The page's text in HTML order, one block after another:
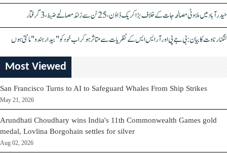
حیدرآباد میں ملاوٹی مصالحہ جات کے خلاف بڑا کریک ڈاؤن، 25 ٹن سے زائد مصالحے ضبط، 3 گرفتار
کنگنا رناوت کا بیان: بی جے پی اور آر ایس ایس کے نظریات سے متاثر ہو کر اب خود کو "بیدار ہندو" مانتی ہوں
Most Viewed
San Francisco Turns to AI to Safeguard Whales From Ship Strikes
May 21, 2026
Arundhati Choudhary wins India's 11th Commonwealth Games gold
medal, Lovlina Borgohain settles for silver
Aug 02, 2026